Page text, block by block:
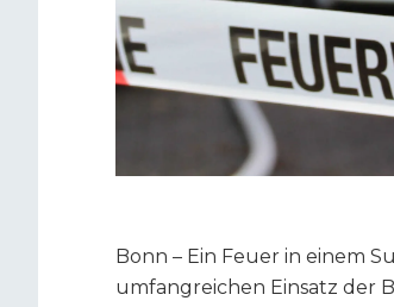
Bonn – Ein Feuer in einem
umfangreichen Einsatz der